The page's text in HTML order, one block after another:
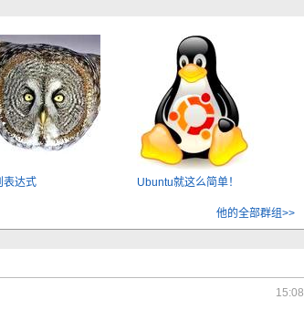
表达式 Ubuntu就这么简单！
他的全部群组>>
15:08